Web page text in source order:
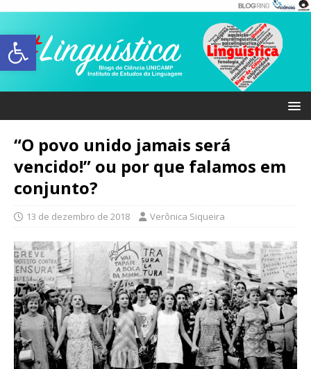
Abrir a barra de ferramentas
“O povo unido jamais será
vencido!” ou por que falamos em
conjunto?
13 de dezembro de 2018 Verônica Siqueira